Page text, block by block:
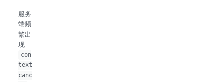
服务
端频
繁出
现
con
text
canc